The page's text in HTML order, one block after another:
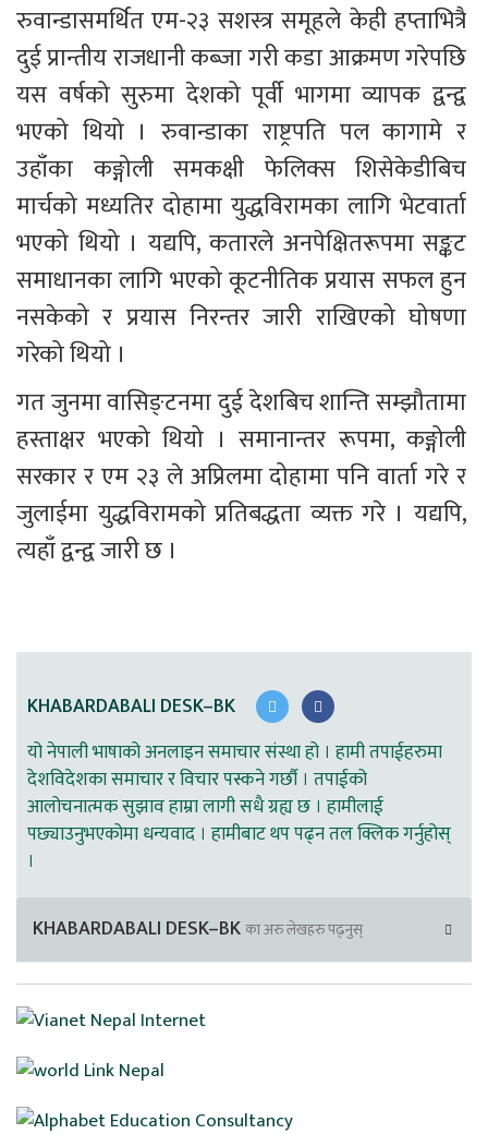
रुवान्डासमर्थित एम-२३ सशस्त्र समूहले केही हप्ताभित्रै
दुई प्रान्तीय राजधानी कब्जा गरी कडा आक्रमण गरेपछि
यस वर्षको सुरुमा देशको पूर्वी भागमा व्यापक द्वन्द्व
भएको थियो । रुवान्डाका राष्ट्रपति पल कागामे र
उहाँका कङ्गोली समकक्षी फेलिक्स शिसेकेडीबिच
मार्चको मध्यतिर दोहामा युद्धविरामका लागि भेटवार्ता
भएको थियो । यद्यपि, कतारले अनपेक्षितरूपमा सङ्कट
समाधानका लागि भएको कूटनीतिक प्रयास सफल हुन
नसकेको र प्रयास निरन्तर जारी राखिएको घोषणा
गरेको थियो ।
गत जुनमा वासिङ्टनमा दुई देशबिच शान्ति सम्झौतामा
हस्ताक्षर भएको थियो । समानान्तर रूपमा, कङ्गोली
सरकार र एम २३ ले अप्रिलमा दोहामा पनि वार्ता गरे र
जुलाईमा युद्धविरामको प्रतिबद्धता व्यक्त गरे । यद्यपि,
त्यहाँ द्वन्द्व जारी छ ।
KHABARDABALI DESK–BK
यो नेपाली भाषाको अनलाइन समाचार संस्था हो । हामी तपाईहरुमा
देशविदेशका समाचार र विचार पस्कने गर्छौ । तपाईको
आलोचनात्मक सुझाव हाम्रा लागी सधै ग्रह्य छ । हामीलाई
पछ्याउनुभएकोमा धन्यवाद । हामीबाट थप पढ्न तल क्लिक गर्नुहोस्
।
KHABARDABALI DESK–BKका अरु लेखहरु पढ्नुस्